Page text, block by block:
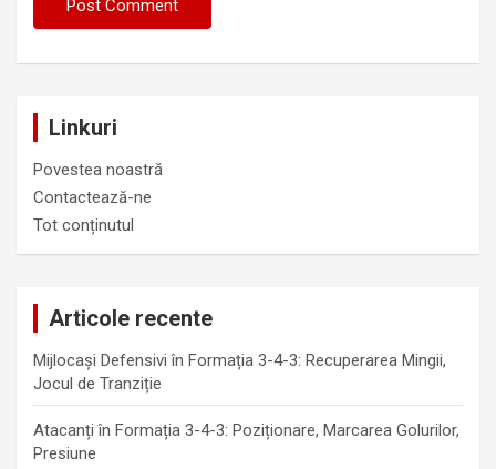
Linkuri
Povestea noastră
Contactează-ne
Tot conținutul
Articole recente
Mijlocași Defensivi în Formația 3-4-3: Recuperarea Mingii,
Jocul de Tranziție
Atacanți în Formația 3-4-3: Poziționare, Marcarea Golurilor,
Presiune